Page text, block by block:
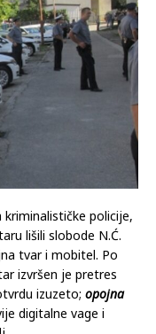
policije,
lišili slobode N.Ć.
tvar i mobitel. Po